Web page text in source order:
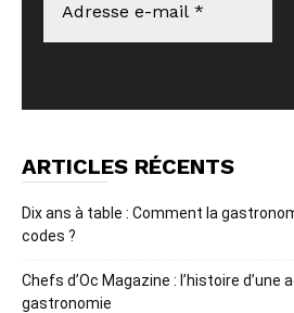
ARTICLES RÉCENTS
Dix ans à table : Comment la
codes ?
Chefs d’Oc Magazine : l’histoire d’une
gastronomie